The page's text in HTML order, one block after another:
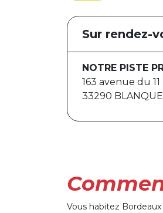
Sur rendez-
NOTRE PISTE
163 avenue du
33290
Vous habitez